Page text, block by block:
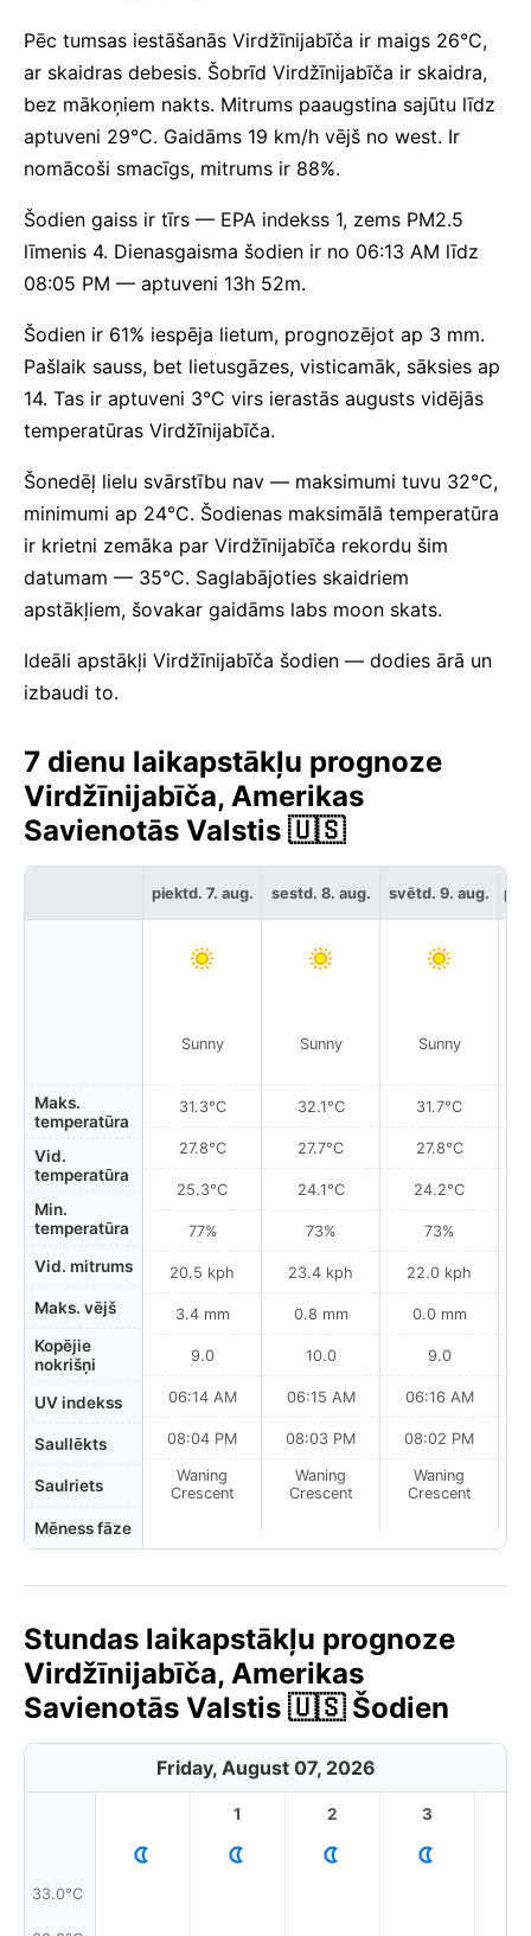
Pēc tumsas iestāšanās Virdžīnijabīča ir maigs 26°C,
ar skaidras debesis. Šobrīd Virdžīnijabīča ir skaidra,
bez mākoņiem nakts. Mitrums paaugstina sajūtu līdz
aptuveni 29°C. Gaidāms 19 km/h vējš no west. Ir
nomācoši smacīgs, mitrums ir 88%.
Šodien gaiss ir tīrs — EPA indekss 1, zems PM2.5
līmenis 4. Dienasgaisma šodien ir no 06:13 AM līdz
08:05 PM — aptuveni 13h 52m.
Šodien ir 61% iespēja lietum, prognozējot ap 3 mm.
Pašlaik sauss, bet lietusgāzes, visticamāk, sāksies ap
14. Tas ir aptuveni 3°C virs ierastās augusts vidējās
temperatūras Virdžīnijabīča.
Šonedēļ lielu svārstību nav — maksimumi tuvu 32°C,
minimumi ap 24°C. Šodienas maksimālā temperatūra
ir krietni zemāka par Virdžīnijabīča rekordu šim
datumam — 35°C. Saglabājoties skaidriem
apstākļiem, šovakar gaidāms labs moon skats.
Ideāli apstākļi Virdžīnijabīča šodien — dodies ārā un
izbaudi to.
7 dienu laikapstākļu prognoze
Virdžīnijabīča, Amerikas
Savienotās Valstis 🇺🇸
Maks.
temperatūra
Vid.
temperatūra
Min.
temperatūra
Vid. mitrums
Maks. vējš
Kopējie
nokrišņi
UV indekss
Saullēkts
Saulriets
Mēness fāze
piektd. 7. aug.
Sunny
31.3°C
27.8°C
25.3°C
77%
20.5 kph
3.4 mm
9.0
06:14 AM
08:04 PM
Waning
Crescent
sestd. 8. aug.
Sunny
32.1°C
27.7°C
24.1°C
73%
23.4 kph
0.8 mm
10.0
06:15 AM
08:03 PM
Waning
Crescent
svētd. 9. aug.
Sunny
31.7°C
27.8°C
24.2°C
73%
22.0 kph
0.0 mm
9.0
06:16 AM
08:02 PM
Waning
Crescent
Stundas laikapstākļu prognoze
Virdžīnijabīča, Amerikas
Savienotās Valstis 🇺🇸 Šodien
Friday, August 07, 2026
33.0°C
1 2 3